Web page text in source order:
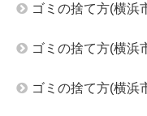
ゴミの捨て方(横浜
ゴミの捨て方(横浜
ゴミの捨て方(横浜